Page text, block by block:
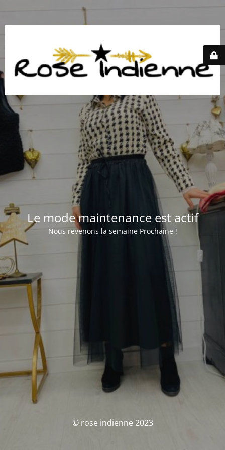
Le mode maintenance est actif
Nous revenons la semaine Prochaine !
© rose indienne 2023